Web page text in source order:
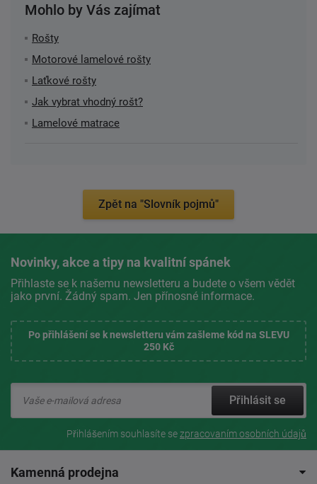
Mohlo by Vás zajímat
Rošty
Motorové lamelové rošty
Laťkové rošty
Jak vybrat vhodný rošt?
Lamelové matrace
Zpět na "Slovník pojmů"
Novinky, akce a tipy na kvalitní spánek
Přihlaste se k našemu newsletteru a budete o všem vědět
jako první. Žádný spam. Jen přínosné informace.
Po přihlášení se k newsletteru vám zašleme kód na SLEVU
250 Kč
Přihlásit se
Přihlášením souhlasíte sezpracovaním osobních údajů
Kamenná prodejna